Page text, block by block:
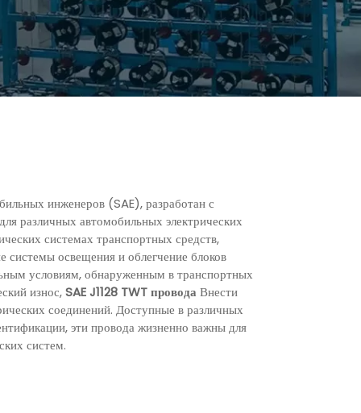
инженеров (SAE), разработан с
различных автомобильных электрических
системах транспортных средств,
освещения и облегчение блоков
условиям, обнаруженным в транспортных
износ,SAE J1128 TWT провода Внести
соединений. Доступные в различных
эти провода жизненно важны для
систем.